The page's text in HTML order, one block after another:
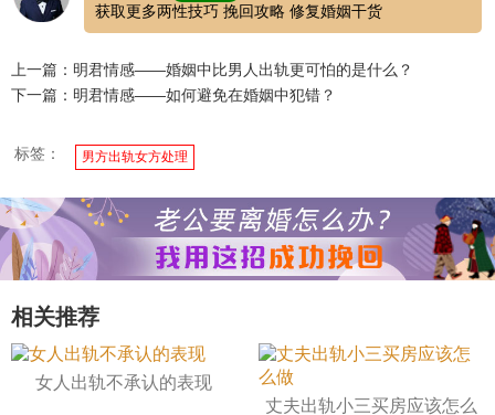
获取更多两性技巧 挽回攻略 修复婚姻干货
上一篇：明君情感——婚姻中比男人出轨更可怕的是什么？
下一篇：明君情感——如何避免在婚姻中犯错？
标签： 男方出轨女方处理
相关推荐
女人出轨不承认的表现
丈夫出轨小三买房应该怎么